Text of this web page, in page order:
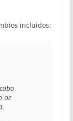
incluidos:
de